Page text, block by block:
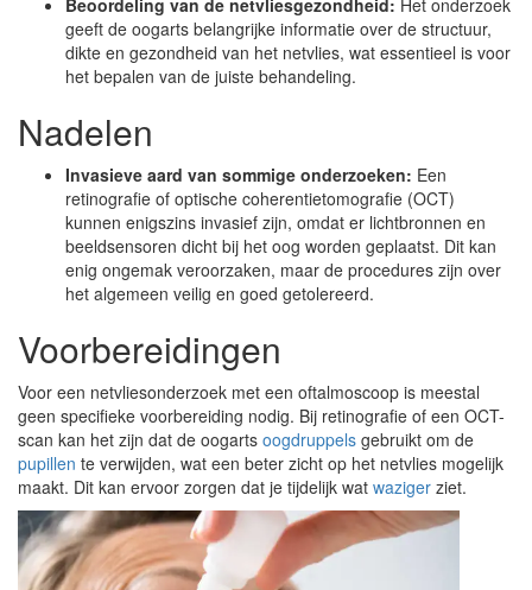
Beoordeling van de netvliesgezondheid: Het onderzoek
geeft de oogarts belangrijke informatie over de structuur,
dikte en gezondheid van het netvlies, wat essentieel is voor
het bepalen van de juiste behandeling.
Nadelen
Invasieve aard van sommige onderzoeken: Een
retinografie of optische coherentietomografie (OCT)
kunnen enigszins invasief zijn, omdat er lichtbronnen en
beeldsensoren dicht bij het oog worden geplaatst. Dit kan
enig ongemak veroorzaken, maar de procedures zijn over
het algemeen veilig en goed getolereerd.
Voorbereidingen
Voor een netvliesonderzoek met een oftalmoscoop is meestal
geen specifieke voorbereiding nodig. Bij retinografie of een OCT-
scan kan het zijn dat de oogarts oogdruppels gebruikt om de
pupillen te verwijden, wat een beter zicht op het netvlies mogelijk
maakt. Dit kan ervoor zorgen dat je tijdelijk wat waziger ziet.